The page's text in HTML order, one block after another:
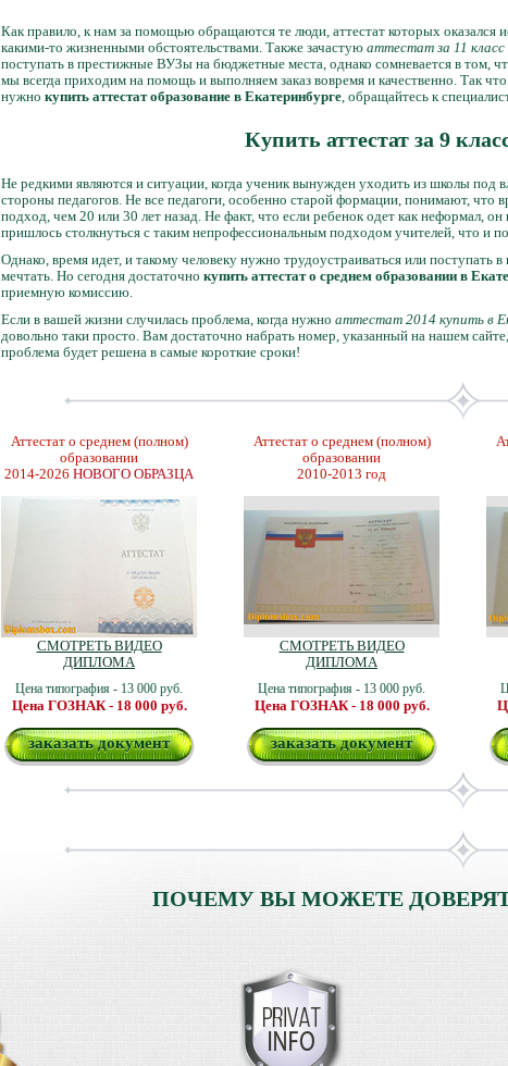
Как правило, к нам за помощью обращаются те люди, аттестат которых оказался
какими-то жизненными обстоятельствами. Также зачастую аттестат за 11 класс
поступать в престижные ВУЗы на бюджетные места, однако сомневается в том,
мы всегда приходим на помощь и выполняем заказ вовремя и качественно. Так
нужно купить аттестат образование в Екатеринбурге, обращайтесь к
Купить аттестат за 9
Не редкими являются и ситуации, когда ученик вынужден уходить из школы под
стороны педагогов. Не все педагоги, особенно старой формации, понимают,
подход, чем 20 или 30 лет назад. Не факт, что если ребенок одет как неформал,
пришлось столкнуться с таким непрофессиональным подходом учителей, что и
Однако, время идет, и такому человеку нужно трудоустраиваться или поступать
мечтать. Но сегодня достаточно купить аттестат о среднем образовании в
приемную комиссию.
Если в вашей жизни случилась проблема, когда нужно аттестат 2014 купить в
довольно таки просто. Вам достаточно набрать номер, указанный на нашем
проблема будет решена в самые короткие сроки!
Аттестат о среднем (полном)
образовании
2014-2026 НОВОГО ОБРАЗЦА
СМОТРЕТЬ ВИДЕО
ДИПЛОМА
Цена типография - 13 000 руб.
Цена ГОЗНАК - 18 000 руб.
заказать документ
Аттестат о среднем (полном)
образовании
2010-2013 год
СМОТРЕТЬ ВИДЕО
ДИПЛОМА
Цена типография - 13 000 руб.
Цена ГОЗНАК - 18 000 руб.
заказать документ
ПОЧЕМУ ВЫ МОЖЕТЕ